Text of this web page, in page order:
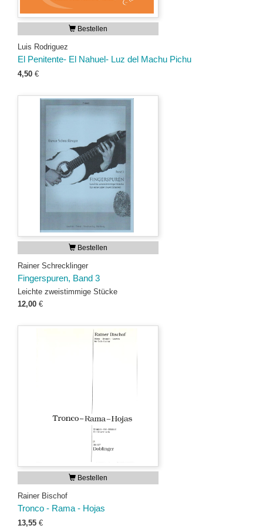
Bestellen
Luis Rodriguez
El Penitente- El Nahuel- Luz del Machu Pichu
4,50 €
Bestellen
Rainer Schrecklinger
Fingerspuren, Band 3
Leichte zweistimmige Stücke
12,00 €
Bestellen
Rainer Bischof
Tronco - Rama - Hojas
13,55 €